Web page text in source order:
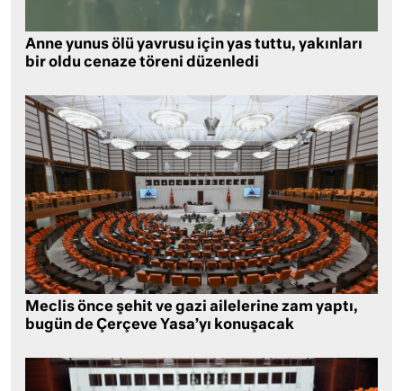
Anne yunus ölü yavrusu için yas tuttu, yakınları
bir oldu cenaze töreni düzenledi
Meclis önce şehit ve gazi ailelerine zam yaptı,
bugün de Çerçeve Yasa’yı konuşacak